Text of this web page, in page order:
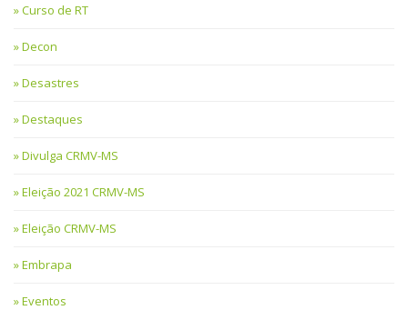
Curso de RT
Decon
Desastres
Destaques
Divulga CRMV-MS
Eleição 2021 CRMV-MS
Eleição CRMV-MS
Embrapa
Eventos